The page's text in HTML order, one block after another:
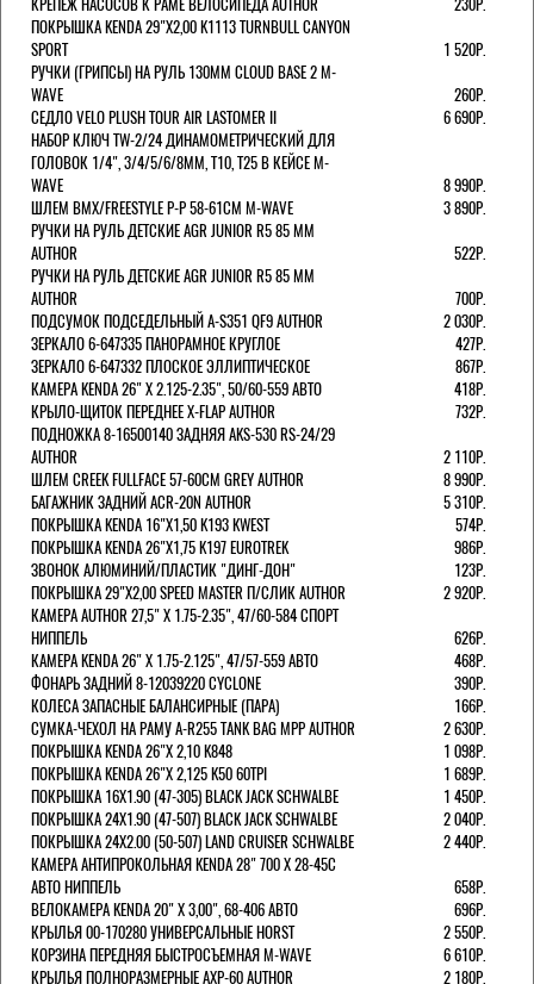
ПОКРЫШКА KENDA 29"Х2,00 K1113 TURNBULL CANYON
SPORT
1 520Р.
РУЧКИ (ГРИПСЫ) НА РУЛЬ 130ММ CLOUD BASE 2 M-
WAVE
260Р.
СЕДЛО VELO PLUSH TOUR AIR LASTOMER II
6 690Р.
НАБОР КЛЮЧ TW-2/24 ДИНАМОМЕТРИЧЕСКИЙ ДЛЯ
ГОЛОВОК 1/4", 3/4/5/6/8ММ, T10, T25 В КЕЙСЕ M-
WAVE
8 990Р.
ШЛЕМ ВМХ/FREESTYLE Р-Р 58-61СМ M-WAVE
3 890Р.
РУЧКИ НА РУЛЬ ДЕТСКИЕ AGR JUNIOR R5 85 ММ
AUTHOR
522Р.
РУЧКИ НА РУЛЬ ДЕТСКИЕ AGR JUNIOR R5 85 ММ
AUTHOR
700Р.
ПОДСУМОК ПОДСЕДЕЛЬНЫЙ A-S351 QF9 AUTHOR
2 030Р.
ЗЕРКАЛО 6-647335 ПАНОРАМНОЕ КРУГЛОЕ
427Р.
ЗЕРКАЛО 6-647332 ПЛОСКОЕ ЭЛЛИПТИЧЕСКОЕ
867Р.
КАМЕРА KENDA 26" Х 2.125-2.35", 50/60-559 АВТО
418Р.
КРЫЛО-ЩИТОК ПЕРЕДНЕЕ X-FLAP AUTHOR
732Р.
ПОДНОЖКА 8-16500140 ЗАДНЯЯ AKS-530 RS-24/29
AUTHOR
2 110Р.
ШЛЕМ CREEK FULLFACE 57-60СМ GREY AUTHOR
8 990Р.
БАГАЖНИК ЗАДНИЙ ACR-20N AUTHOR
5 310Р.
ПОКРЫШКА KENDA 16"Х1,50 K193 KWEST
574Р.
ПОКРЫШКА KENDA 26"Х1,75 K197 EUROTREK
986Р.
ЗВОНОК АЛЮМИНИЙ/ПЛАСТИК "ДИНГ-ДОН"
123Р.
ПОКРЫШКА 29"Х2,00 SPEED MASTER П/СЛИК AUTHOR
2 920Р.
КАМЕРА AUTHOR 27,5" Х 1.75-2.35", 47/60-584 СПОРТ
НИППЕЛЬ
626Р.
КАМЕРА KENDA 26" Х 1.75-2.125", 47/57-559 АВТО
468Р.
ФОНАРЬ ЗАДНИЙ 8-12039220 CYCLONE
390Р.
КОЛЕСА ЗАПАСНЫЕ БАЛАНСИРНЫЕ (ПАРА)
166Р.
CУМКА-ЧЕХОЛ НА РАМУ A-R255 TANK BAG MPP AUTHOR
2 630Р.
ПОКРЫШКА KENDA 26"Х 2,10 K848
1 098Р.
ПОКРЫШКА KENDA 26"Х 2,125 K50 60TPI
1 689Р.
ПОКРЫШКА 16X1.90 (47-305) BLACK JACK SCHWALBE
1 450Р.
ПОКРЫШКА 24X1.90 (47-507) BLACK JACK SCHWALBE
2 040Р.
ПОКРЫШКА 24X2.00 (50-507) LAND CRUISER SCHWALBE
2 440Р.
КАМЕРА АНТИПРОКОЛЬНАЯ KENDA 28" 700 Х 28-45C
АВТО НИППЕЛЬ
658Р.
ВЕЛОКАМЕРА KENDA 20" Х 3,00", 68-406 АВТО
696Р.
КРЫЛЬЯ 00-170280 УНИВЕРСАЛЬНЫЕ HORST
2 550Р.
КОРЗИНА ПЕРЕДНЯЯ БЫСТРОСЪЕМНАЯ M-WAVE
6 610Р.
КРЫЛЬЯ ПОЛНОРАЗМЕРНЫЕ AXP-60 AUTHOR
2 180Р.